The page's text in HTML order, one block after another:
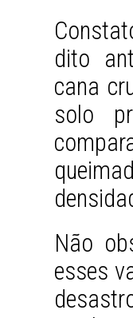
dito
cana
solo
Não
esses